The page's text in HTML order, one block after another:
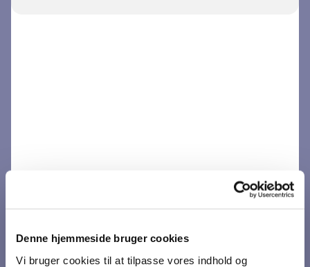
Denne hjemmeside bruger cookies
Vi bruger cookies til at tilpasse vores indhold og